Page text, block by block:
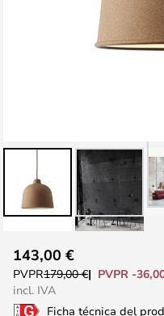
comienzo
de
143,00 €
PVPR179,00 €
PVPR -
incl. IVA
Ficha técnica del